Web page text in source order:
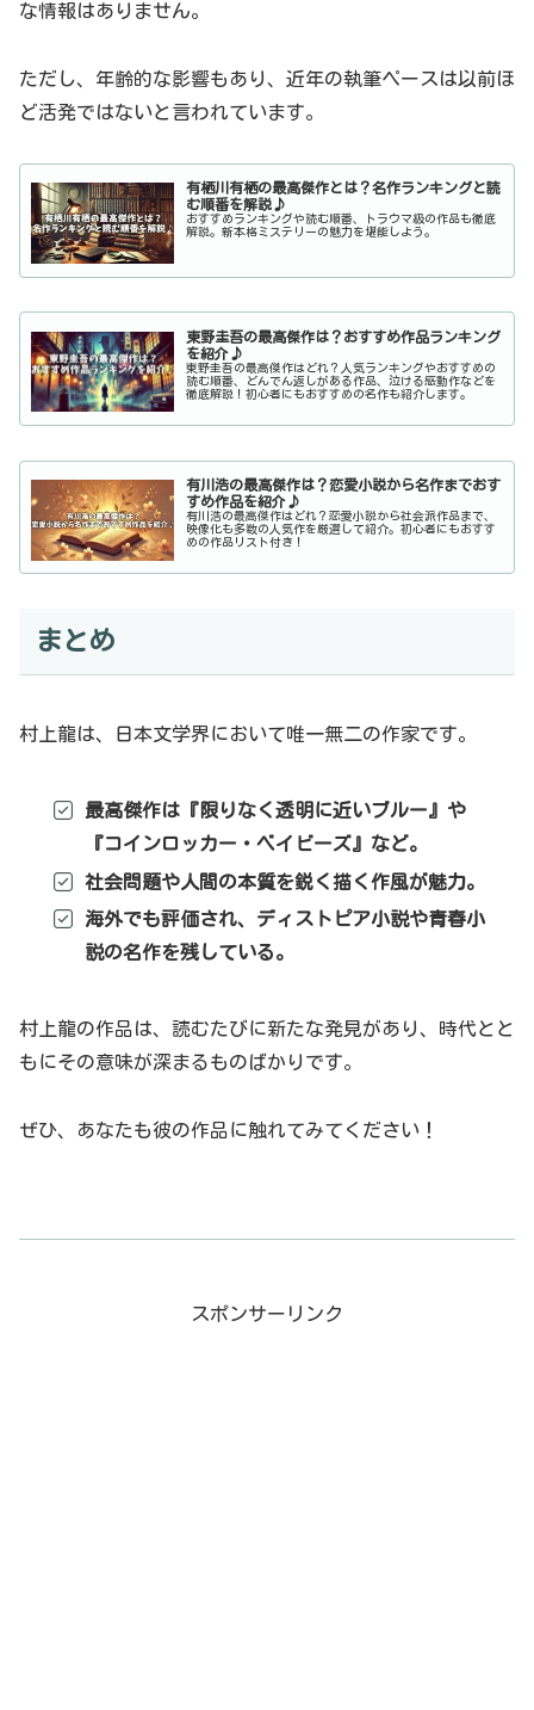
な情報はありません。
ただし、年齢的な影響もあり、近年の執筆ペースは以前ほ
ど活発ではないと言われています。
有栖川有栖の最高傑作とは？名作ランキングと読
む順番を解説♪
おすすめランキングや読む順番、トラウマ級の作品も徹底
解説。新本格ミステリーの魅力を堪能しよう。
東野圭吾の最高傑作は？おすすめ作品ランキング
を紹介♪
東野圭吾の最高傑作はどれ？人気ランキングやおすすめの
読む順番、どんでん返しがある作品、泣ける感動作などを
徹底解説！初心者にもおすすめの名作も紹介します。
有川浩の最高傑作は？恋愛小説から名作までおす
すめ作品を紹介♪
有川浩の最高傑作はどれ？恋愛小説から社会派作品まで、
映像化も多数の人気作を厳選して紹介。初心者にもおすす
めの作品リスト付き！
まとめ
村上龍は、日本文学界において唯一無二の作家です。
最高傑作は『限りなく透明に近いブルー』や
『コインロッカー・ベイビーズ』など。
社会問題や人間の本質を鋭く描く作風が魅力。
海外でも評価され、ディストピア小説や青春小
説の名作を残している。
村上龍の作品は、読むたびに新たな発見があり、時代とと
もにその意味が深まるものばかりです。
ぜひ、あなたも彼の作品に触れてみてください！
スポンサーリンク